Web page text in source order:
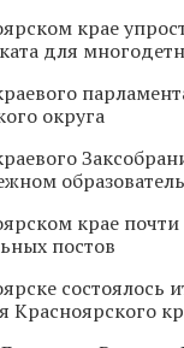
крае
для
округа
крае
постов
состоялось
Красноярского